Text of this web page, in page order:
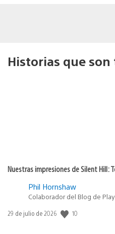
Historias que
Nuestras impresiones de Silent Hill:
Phil Hornshaw
Colaborador del Blog de
Fecha
29 de julio de 2026 10